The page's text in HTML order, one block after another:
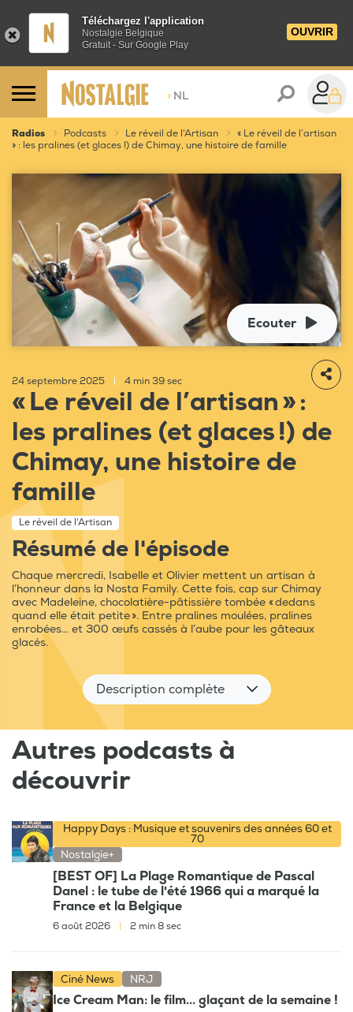
Téléchargez l'application
Nostalgie Belgique
Gratuit - Sur Google Play
OUVRIR
> NL
Radios Podcasts Le réveil de l'Artisan
« Le réveil de l’artisan
» : les pralines (et glaces !) de Chimay, une histoire de famille
Ecouter
24 septembre 2025 4 min 39 sec
« Le réveil de l’artisan » :
les pralines (et glaces !) de
Chimay, une histoire de
famille
Le réveil de l'Artisan
Résumé de l'épisode
Chaque mercredi, Isabelle et Olivier mettent un artisan à
l’honneur dans la Nosta Family. Cette fois, cap sur Chimay
avec Madeleine, chocolatière-pâtissière tombée « dedans
quand elle était petite ». Entre pralines moulées, pralines
enrobées… et 300 œufs cassés à l’aube pour les gâteaux
glacés.
Description complète
Autres podcasts à
découvrir
Happy Days : Musique et souvenirs des années 60 et
70
Nostalgie+
[BEST OF] La Plage Romantique de Pascal
Danel : le tube de l'été 1966 qui a marqué la
France et la Belgique
6 août 2026 2 min 8 sec
Ciné News NRJ
Ice Cream Man: le film... glaçant de la semaine !